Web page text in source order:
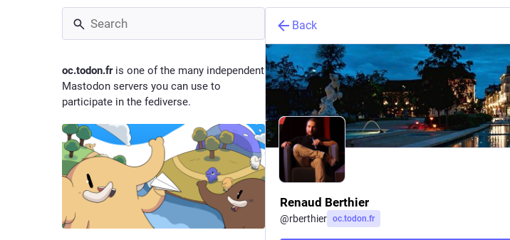
oc.todon.fris one of the many independent
Mastodon servers you can use to
participate in the fediverse.
Back
Renaud Berthier
@rberthier oc.todon.fr